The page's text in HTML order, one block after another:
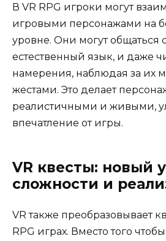
В VR RPG игроки могут
игровыми персонажами на
уровне. Они могут общаться
естественный язык, и даже
намерения, наблюдая за их
жестами. Это делает
реалистичными и живыми,
впечатление от игры.
VR квесты: новый
сложности и
VR также преобразовывает
RPG играх. Вместо того